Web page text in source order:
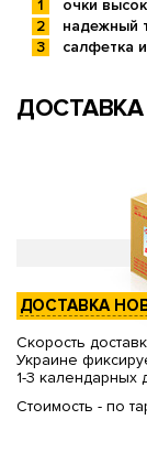
очки
надежный
салфетка
ДОСТАВКА
Скорость
Украине
1-3 календарных
Стоимость - по